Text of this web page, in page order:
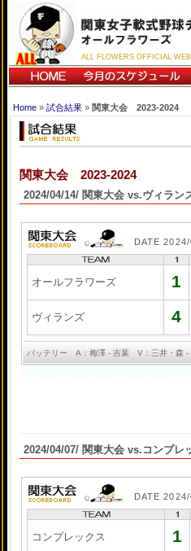
ALL FLOWERS OFFICIAL
Home » 試合結果 » 関東大会 2023-2024
関東大会 2023-2024
2024/04/14/ 関東大会 vs.ヴィラン
DATE 2024/
オールフラワーズ 1
ヴィランズ 4
バッテリー A：梅澤 - 吉葉 V：三井・
2024/04/07/ 関東大会 vs.コンプレ
DATE 2024/
コンプレックス 1